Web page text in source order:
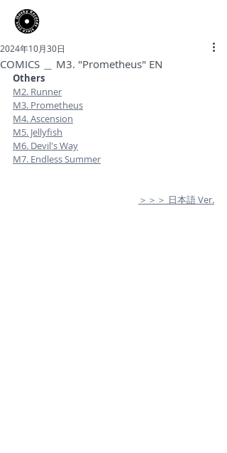
COMICS ＿ M3. "Prometheus" EN
2024年10月30日
Others
M2. Runner
M3. Prometheus
M4. Ascension
M5. Jellyfish
M6. Devil's Way
M7. Endless Summer
＞＞＞ 日本語 Ver.